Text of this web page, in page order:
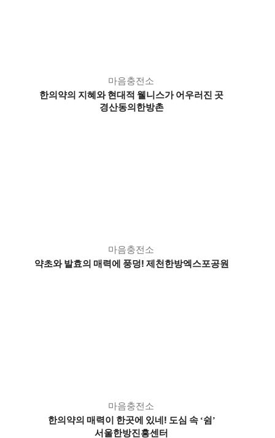
마음충전소
한의약의 지혜와 현대적 웰니스가 어우러진 곳
경산동의한방촌
마음충전소
약초와 발효의 매력에 풍덩! 제천한방엑스포공원
마음충전소
한의약의 매력이 한곳에 있네! 도심 속 ‘쉼’
서울한방진흥센터